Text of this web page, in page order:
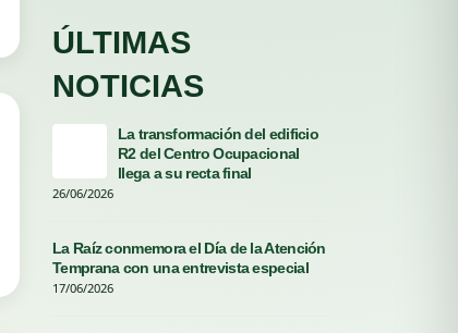
ÚLTIMAS
NOTICIAS
La transformación del edificio
R2 del Centro Ocupacional
llega a su recta final
26/06/2026
La Raíz conmemora el Día de la Atención
Temprana con una entrevista especial
17/06/2026